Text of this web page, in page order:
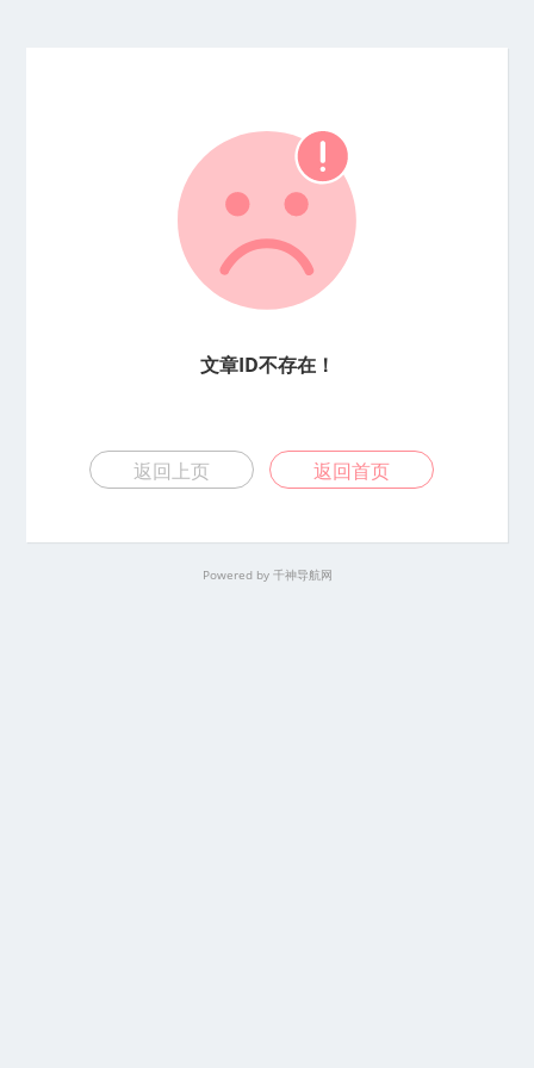
文章ID不存在！
返回上页 返回首页
Powered by 千神导航网